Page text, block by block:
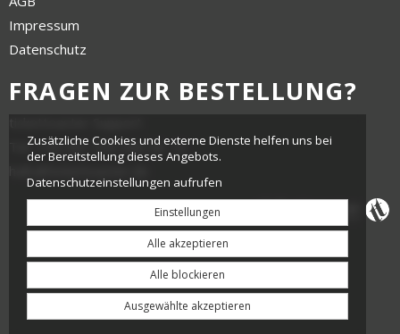
Impressum
Datenschutz
FRAGEN ZUR BESTELLUNG?
Tel.: +49 561 350 296 28 - 0
Zusätzliche Cookies und externe Dienste helfen uns bei
der Bereitstellung dieses Angebots.
Datenschutzeinstellungen aufrufen
Einstellungen
Alle akzeptieren
Alle blockieren
Ausgewählte akzeptieren